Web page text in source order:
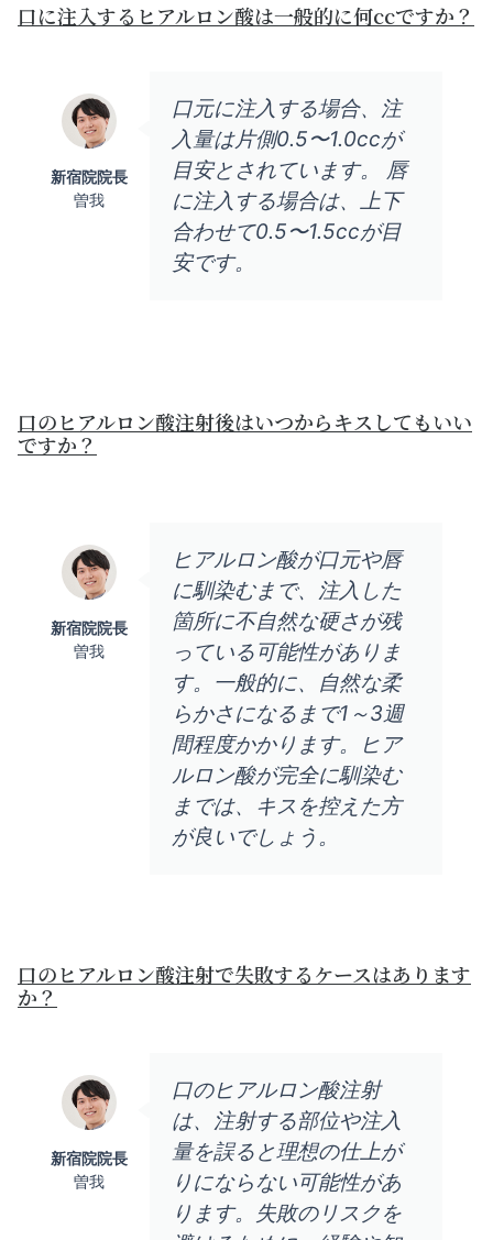
口に注入するヒアルロン酸は一般的に何ccですか？
口元に注入する場合、注
入量は片側0.5〜1.0ccが
目安とされています。 唇
に注入する場合は、上下
合わせて0.5〜1.5ccが目
安です。
新宿院院長
曽我
口のヒアルロン酸注射後はいつからキスしてもいい
ですか？
ヒアルロン酸が口元や唇
に馴染むまで、注入した
箇所に不自然な硬さが残
っている可能性がありま
す。一般的に、自然な柔
らかさになるまで1～3週
間程度かかります。ヒア
ルロン酸が完全に馴染む
までは、キスを控えた方
が良いでしょう。
新宿院院長
曽我
口のヒアルロン酸注射で失敗するケースはあります
か？
口のヒアルロン酸注射
は、注射する部位や注入
量を誤ると理想の仕上が
りにならない可能性があ
ります。失敗のリスクを
新宿院院長
曽我